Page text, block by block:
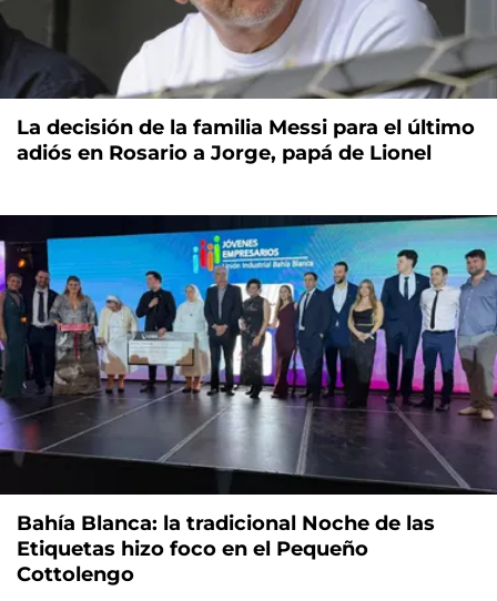
La decisión de la familia Messi para el último
adiós en Rosario a Jorge, papá de Lionel
Bahía Blanca: la tradicional Noche de las
Etiquetas hizo foco en el Pequeño
Cottolengo